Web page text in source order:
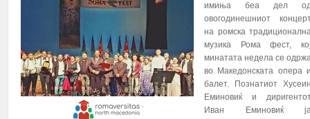
имиња беа дел
овогодинешниот
на ромска
музика Рома
фест,
минатата недела се
во Македонската опера
балет.
Познатиот
Еминовиќ и
Иван Еминовиќ